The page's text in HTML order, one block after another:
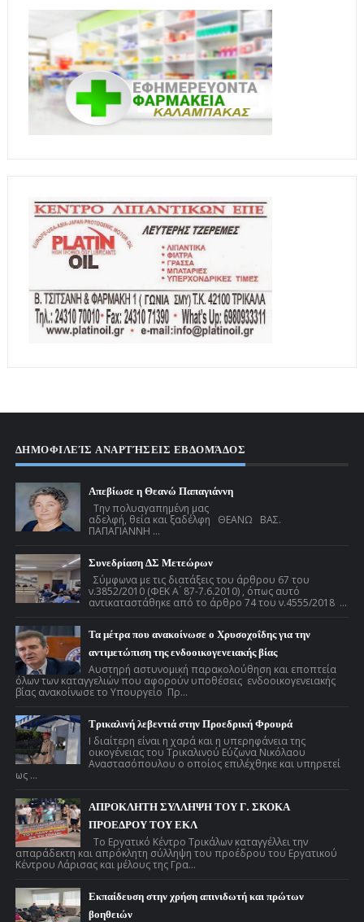
ΔΗΜΟΦΙΛΕΊΣ ΑΝΑΡΤΉΣΕΙΣ ΕΒΔΟΜΆΔΟΣ
Απεβίωσε η Θεανώ Παπαγιάννη
Την πολυαγαπημένη μας
αδελφή, θεία και ξαδέλφη ΘΕΑΝΩ ΒΑΣ.
ΠΑΠΑΓΙΑΝΝΗ ...
Συνεδρίαση ΔΣ Μετεώρων
Σύμφωνα με τις διατάξεις του άρθρου 67 του
ν.3852/2010 (ΦΕΚ Α ́ 87-7.6.2010) , όπως αυτό
αντικαταστάθηκε από το άρθρο 74 του ν.4555/2018 ...
Τα μέτρα που ανακοίνωσε ο Χρυσοχοΐδης για την
αντιμετώπιση της ενδοοικογενειακής βίας
Αυστηρή αστυνομική παρακολούθηση και εποπτεία
όλων των καταγγελιών που αφορούν υποθέσεις ενδοοικογενειακής
βίας ανακοίνωσε το Υπουργείο Πρ...
Τρικαλινή λεβεντιά στην Προεδρική Φρουρά
Ι διαίτερη είναι η χαρά και η υπερηφάνεια της
οικογένειας του Τρικαλινού Εύζωνα Νικόλαου
Αναστασόπουλου ο οποίος επιλέχθηκε και υπηρετεί
ως ...
ΑΠΡΟΚΛΗΤΗ ΣΥΛΛΗΨΗ ΤΟΥ Γ. ΣΚΟΚΑ
ΠΡΟΕΔΡΟΥ ΤΟΥ ΕΚΛ
Το Εργατικό Κέντρο Τρικάλων καταγγέλλει την
απαράδεκτη και απρόκλητη σύλληψη του προέδρου του Εργατικού
Κέντρου Λάρισας και μέλους της Γρα...
Εκπαίδευση στην χρήση απινιδωτή και πρώτων
βοηθειών